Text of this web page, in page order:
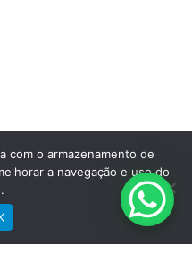
com o armazenamento de
a navegação e uso do